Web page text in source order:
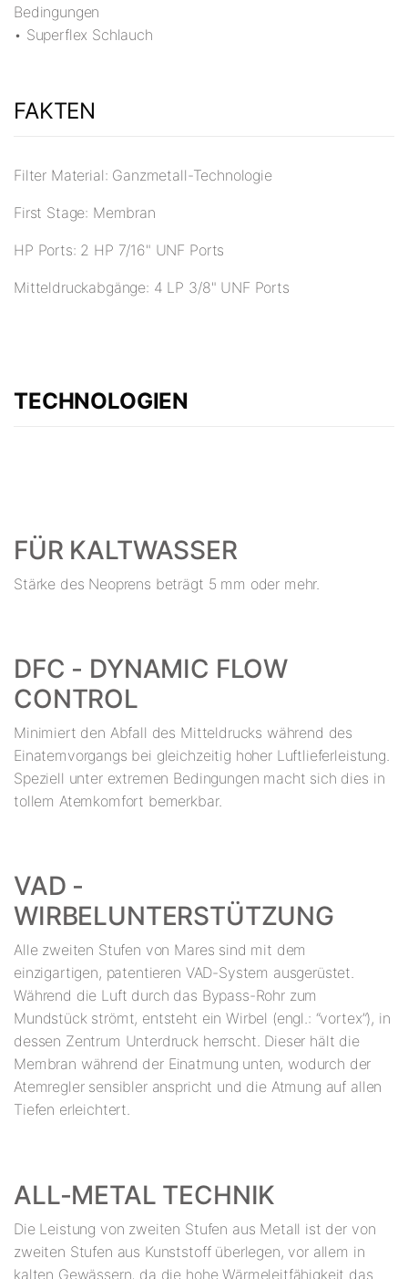
Bedingungen
• Superflex Schlauch
FAKTEN
Filter Material: Ganzmetall-Technologie
First Stage: Membran
HP Ports: 2 HP 7/16" UNF Ports
Mitteldruckabgänge: 4 LP 3/8" UNF Ports
TECHNOLOGIEN
FÜR KALTWASSER
Stärke des Neoprens beträgt 5 mm oder mehr.
DFC - DYNAMIC FLOW
CONTROL
Minimiert den Abfall des Mitteldrucks während des
Einatemvorgangs bei gleichzeitig hoher Luftlieferleistung.
Speziell unter extremen Bedingungen macht sich dies in
tollem Atemkomfort bemerkbar.
VAD -
WIRBELUNTERSTÜTZUNG
Alle zweiten Stufen von Mares sind mit dem
einzigartigen, patentieren VAD-System ausgerüstet.
Während die Luft durch das Bypass-Rohr zum
Mundstück strömt, entsteht ein Wirbel (engl.: “vortex”), in
dessen Zentrum Unterdruck herrscht. Dieser hält die
Membran während der Einatmung unten, wodurch der
Atemregler sensibler anspricht und die Atmung auf allen
Tiefen erleichtert.
ALL-METAL TECHNIK
Die Leistung von zweiten Stufen aus Metall ist der von
zweiten Stufen aus Kunststoff überlegen, vor allem in
kalten Gewässern, da die hohe Wärmeleitfähigkeit das